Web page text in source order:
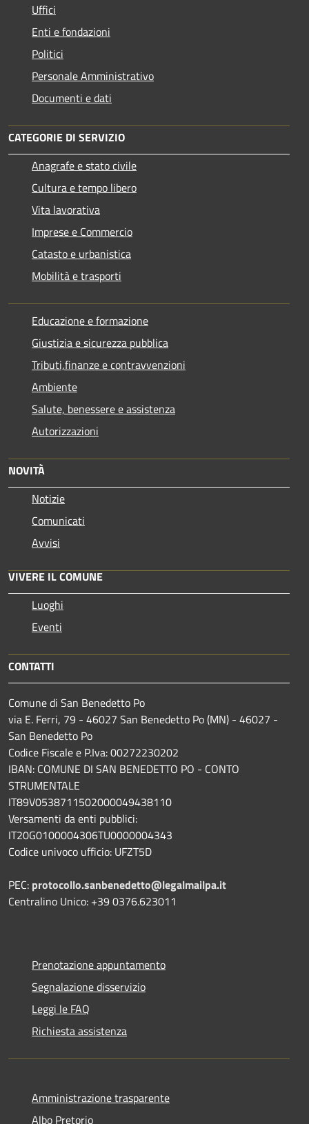
Uffici
Enti e fondazioni
Politici
Personale Amministrativo
Documenti e dati
CATEGORIE DI SERVIZIO
Anagrafe e stato civile
Cultura e tempo libero
Vita lavorativa
Imprese e Commercio
Catasto e urbanistica
Mobilità e trasporti
Educazione e formazione
Giustizia e sicurezza pubblica
Tributi,finanze e contravvenzioni
Ambiente
Salute, benessere e assistenza
Autorizzazioni
NOVITÀ
Notizie
Comunicati
Avvisi
VIVERE IL COMUNE
Luoghi
Eventi
CONTATTI
Comune di San Benedetto Po
via E. Ferri, 79 - 46027 San Benedetto Po (MN) - 46027 -
San Benedetto Po
Codice Fiscale e P.Iva: 00272230202
IBAN: COMUNE DI SAN BENEDETTO PO - CONTO
STRUMENTALE
IT89V0538711502000049438110
Versamenti da enti pubblici:
IT20G0100004306TU0000004343
Codice univoco ufficio: UFZT5D
PEC: protocollo.sanbenedetto@legalmailpa.it
Centralino Unico: +39 0376.623011
Prenotazione appuntamento
Segnalazione disservizio
Leggi le FAQ
Richiesta assistenza
Amministrazione trasparente
Albo Pretorio